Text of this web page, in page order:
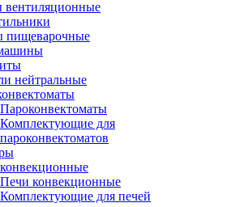
вентиляционные
пищеварочные
нейтральные
Пароконвектоматы
Комплектующие для
пароконвектоматов
Печи конвекционные
Комплектующие для печей